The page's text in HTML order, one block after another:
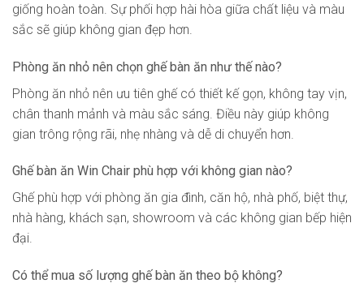
giống hoàn toàn. Sự phối hợp hài hòa giữa chất liệu và màu
sắc sẽ giúp không gian đẹp hơn.
Phòng ăn nhỏ nên chọn ghế bàn ăn như thế nào?
Phòng ăn nhỏ nên ưu tiên ghế có thiết kế gọn, không tay vịn,
chân thanh mảnh và màu sắc sáng. Điều này giúp không
gian trông rộng rãi, nhẹ nhàng và dễ di chuyển hơn.
Ghế bàn ăn Win Chair phù hợp với không gian nào?
Ghế phù hợp với phòng ăn gia đình, căn hộ, nhà phố, biệt thự,
nhà hàng, khách sạn, showroom và các không gian bếp hiện
đại.
Có thể mua số lượng ghế bàn ăn theo bộ không?